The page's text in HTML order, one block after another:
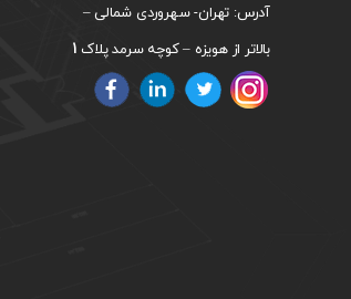
آدرس: تهران- سهروردی شمالی –
بالاتر از هویزه – کوچه سرمد پلاک 1